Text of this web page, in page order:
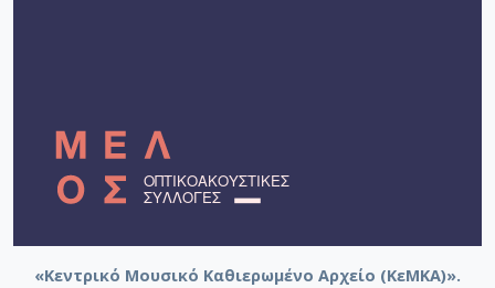
«Κεντρικό Μουσικό Καθιερωμένο Αρχείο (ΚεΜΚΑ)».